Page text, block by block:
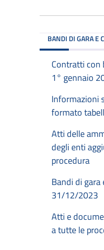
BANDI DI GARA E
Contratti con
1° gennaio
Informazioni
formato
Atti delle
degli enti
procedura
Bandi di
31/12/2023
Atti e
a tutte le